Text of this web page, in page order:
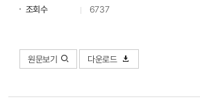
조회수
6737
원문보기 다운로드